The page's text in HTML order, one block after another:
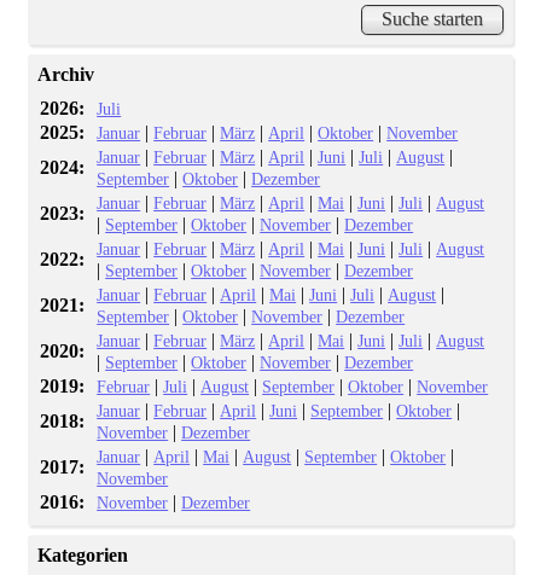
Archiv
2026:
Juli
2025: Januar |Februar |März | April |Oktober |November
2024: Januar |Februar |März | April |Juni |Juli | August |
September |Oktober |Dezember
2023: Januar |Februar |März | April |Mai |Juni |Juli | August
| September |Oktober |November |Dezember
2022: Januar |Februar |März | April |Mai |Juni |Juli | August
| September |Oktober |November |Dezember
2021: Januar |Februar | April |Mai |Juni |Juli | August |
September |Oktober |November |Dezember
2020: Januar |Februar |März | April |Mai |Juni |Juli | August
| September |Oktober |November |Dezember
2019: Februar |Juli | August | September |Oktober |November
2018: Januar |Februar | April |Juni | September |Oktober |
November |Dezember
2017: Januar | April |Mai | August | September |Oktober |
November
2016: November |Dezember
Kategorien